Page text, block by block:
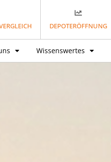
DEPOTERÖFFNUNG
Wissenswertes